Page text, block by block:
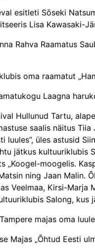
esitleti Sōseki
Lisa Kawasaki-
Rahva Raamatus
oma raamatut
Laagna
Hullunud Tartu,
saalis näitus
luules”, üles astusid
jätkus
„Koogel-moogelis.
ning Jaan Malin.
Veelmaa, Kirsi-
Salong,
majas oma
Majas „Õhtud Eesti